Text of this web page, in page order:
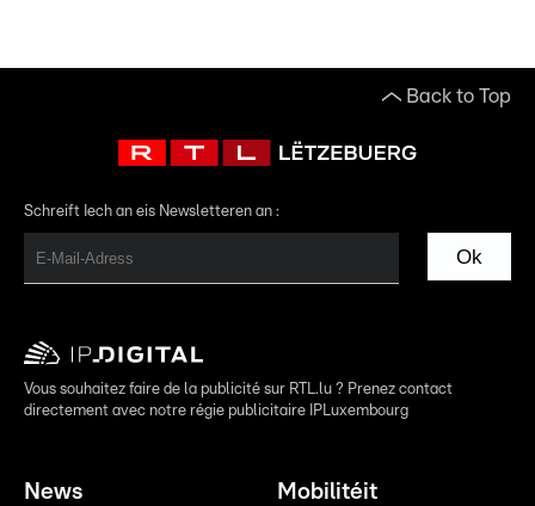
Back to Top
Schreift Iech an eis Newsletteren an :
Ok
Vous souhaitez faire de la publicité sur RTL.lu ? Prenez contact
directement avec notre régie publicitaire IPLuxembourg
News Mobilitéit